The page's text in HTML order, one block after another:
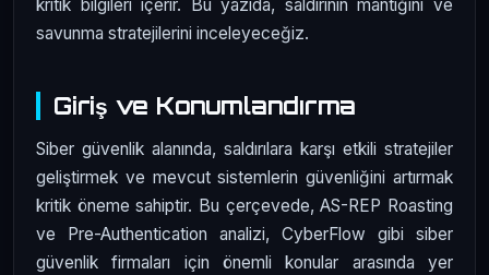
kritik bilgileri içerir. Bu yazıda, saldırının mantığını ve
savunma stratejilerini inceleyeceğiz.
Giriş ve Konumlandırma
Siber güvenlik alanında, saldırılara karşı etkili stratejiler
geliştirmek ve mevcut sistemlerin güvenliğini artırmak
kritik öneme sahiptir. Bu çerçevede, AS-REP Roasting
ve Pre-Authentication analizi, CyberFlow gibi siber
güvenlik firmaları için önemli konular arasında yer